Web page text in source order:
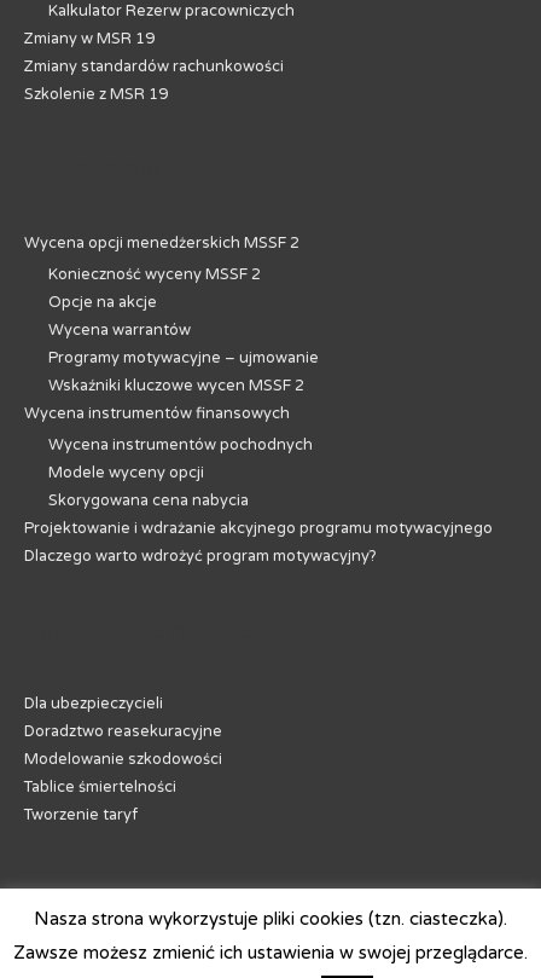
Kalkulator Rezerw pracowniczych
Zmiany w MSR 19
Zmiany standardów rachunkowości
Szkolenie z MSR 19
Wycena opcji menedżerskich MSSF 2
Konieczność wyceny MSSF 2
Opcje na akcje
Wycena warrantów
Programy motywacyjne – ujmowanie
Wskaźniki kluczowe wycen MSSF 2
Wycena instrumentów finansowych
Wycena instrumentów pochodnych
Modele wyceny opcji
Skorygowana cena nabycia
Projektowanie i wdrażanie akcyjnego programu motywacyjnego
Dlaczego warto wdrożyć program motywacyjny?
Dla ubezpieczycieli
Doradztwo reasekuracyjne
Modelowanie szkodowości
Tablice śmiertelności
Tworzenie taryf
wszystkie prawa zastrzeżone - copyright © Halley.pl Aktuariusze
Nasza strona wykorzystuje pliki cookies (tzn. ciasteczka).
Zawsze możesz zmienić ich ustawienia w swojej przeglądarce.